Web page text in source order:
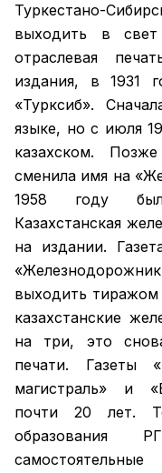
Туркестано-
выходить в
отраслевая
издания, в 1931
«Турксиб».
языке, но с июля
казахском.
сменила имя на
1958 году
Казахстанская
на издании.
выходить тиражом
казахстанские
на три, это
печати. Газеты
магистраль» и
почти 20 лет.
образования